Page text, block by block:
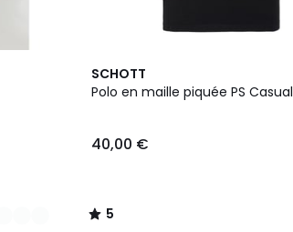
SCHOTT
Polo en maille piquée PS Casual
40,00 €
5
/
5
/